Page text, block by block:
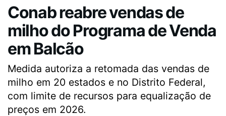
Conab reabre vendas de
milho do Programa de Venda
em Balcão
Medida autoriza a retomada das vendas de
milho em 20 estados e no Distrito Federal,
com limite de recursos para equalização de
preços em 2026.